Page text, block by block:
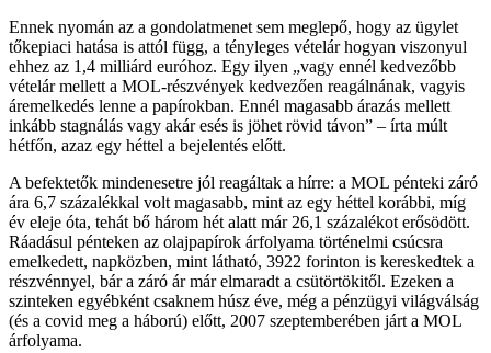
Ennek nyomán az a gondolatmenet sem meglepő, hogy az ügylet
tőkepiaci hatása is attól függ, a tényleges vételár hogyan viszonyul
ehhez az 1,4 milliárd euróhoz. Egy ilyen „vagy ennél kedvezőbb
vételár mellett a MOL-részvények kedvezően reagálnának, vagyis
áremelkedés lenne a papírokban. Ennél magasabb árazás mellett
inkább stagnálás vagy akár esés is jöhet rövid távon” – írta múlt
hétfőn, azaz egy héttel a bejelentés előtt.
A befektetők mindenesetre jól reagáltak a hírre: a MOL pénteki záró
ára 6,7 százalékkal volt magasabb, mint az egy héttel korábbi, míg
év eleje óta, tehát bő három hét alatt már 26,1 százalékot erősödött.
Ráadásul pénteken az olajpapírok árfolyama történelmi csúcsra
emelkedett, napközben, mint látható, 3922 forinton is kereskedtek a
részvénnyel, bár a záró ár már elmaradt a csütörtökitől. Ezeken a
szinteken egyébként csaknem húsz éve, még a pénzügyi világválság
(és a covid meg a háború) előtt, 2007 szeptemberében járt a MOL
árfolyama.